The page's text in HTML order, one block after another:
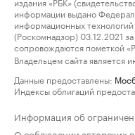
информации выдано
информационных
(Роскомнадзор) 03.12.2021
сопровождаются пометкой
Владельцем сайта является
Данные предоставлены:
Индексы облигаций
Информация об